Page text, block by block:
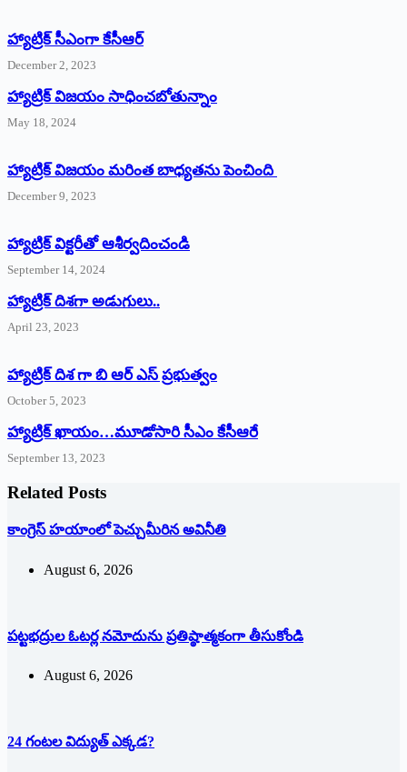
హ్యాట్రిక్‌ ‌సీఎంగా కేసీఆర్‌
December 2, 2023
హ్యాట్రిక్‌ విజయం సాధించబోతున్నాం
May 18, 2024
హ్యాట్రిక్ విజయం మరింత బాధ్యతను పెంచింది
December 9, 2023
హ్యాట్రిక్‌ ‌విక్టరీతో ఆశీర్వదించండి
September 14, 2024
‌హ్యాట్రిక్‌ ‌దిశగా అడుగులు..
April 23, 2023
హ్యాట్రిక్ దిశ గా బి ఆర్ ఎస్ ప్రభుత్వం
October 5, 2023
హ్యాట్రిక్‌ ‌ఖాయం…మూడోసారి సీఎం కేసీఆరే
September 13, 2023
Related Posts
కాంగ్రెస్ హయాంలో పెచ్చుమీరిన అవినీతి
August 6, 2026
పట్టభద్రుల ఓటర్ల నమోదును ప్రతిష్ఠాత్మకంగా తీసుకోండి
August 6, 2026
24 గంటల విద్యుత్ ఎక్కడ?